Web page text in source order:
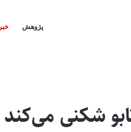
پژوهش خبر
شکنی می‌کند